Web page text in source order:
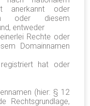
anerkannt oder
oder diesem
entweder
Rechte oder
Domainnamen
hat oder
(hier: § 12
Rechtsgrundlage,